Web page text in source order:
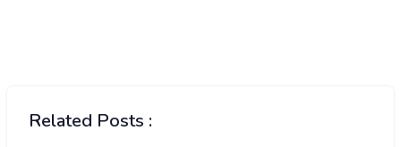
Related Posts :